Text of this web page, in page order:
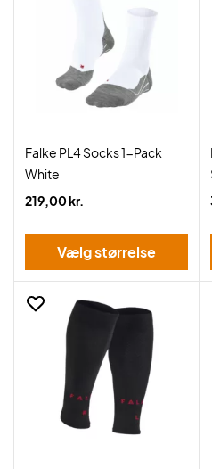
Falke PL4 Socks 1-Pack
White
219,00 kr.
Vælg størrelse